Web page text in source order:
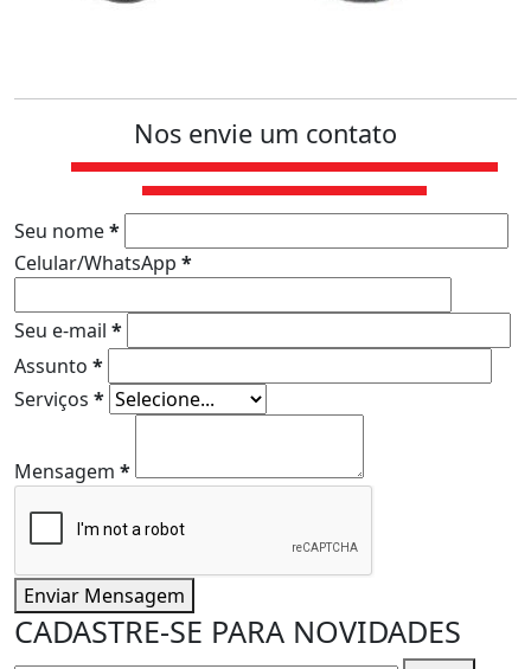
Nos envie um contato
Seu nome*
Celular/WhatsApp *
Seu e-mail *
Assunto *
Serviços *
Mensagem *
Enviar Mensagem
CADASTRE-SE PARA NOVIDADES